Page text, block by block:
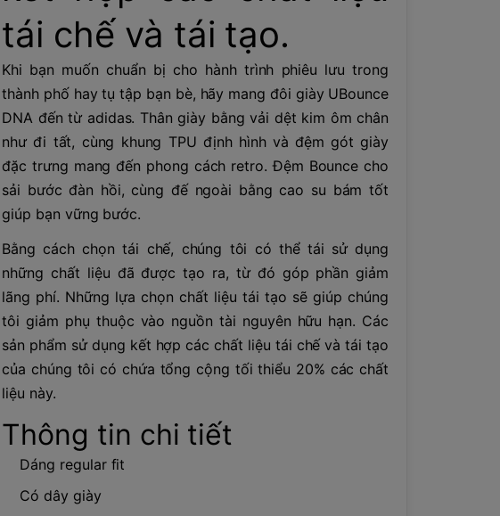
tái chế và tái tạo.
Khi bạn muốn chuẩn bị cho hành trình phiêu lưu trong
thành phố hay tụ tập bạn bè, hãy mang đôi giày UBounce
DNA đến từ adidas. Thân giày bằng vải dệt kim ôm chân
như đi tất, cùng khung TPU định hình và đệm gót giày
đặc trưng mang đến phong cách retro. Đệm Bounce cho
sải bước đàn hồi, cùng đế ngoài bằng cao su bám tốt
giúp bạn vững bước.
Bằng cách chọn tái chế, chúng tôi có thể tái sử dụng
những chất liệu đã được tạo ra, từ đó góp phần giảm
lãng phí. Những lựa chọn chất liệu tái tạo sẽ giúp chúng
tôi giảm phụ thuộc vào nguồn tài nguyên hữu hạn. Các
sản phẩm sử dụng kết hợp các chất liệu tái chế và tái tạo
của chúng tôi có chứa tổng cộng tối thiểu 20% các chất
liệu này.
Thông tin chi tiết
Dáng regular fit
Có dây giày